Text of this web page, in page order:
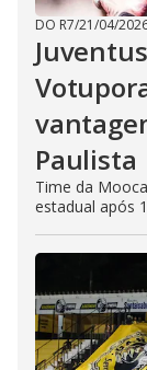
DO R7/21/04/
Paulista
Time da
estadual após